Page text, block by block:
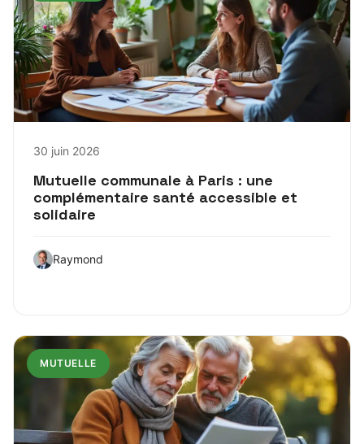
30 juin 2026
Mutuelle communale à Paris : une
complémentaire santé accessible et
solidaire
Raymond
MUTUELLE